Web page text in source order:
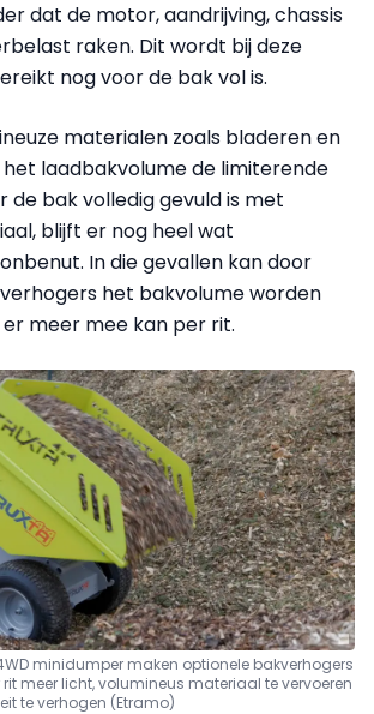
dat de motor, aandrijving, chassis
raken. Dit wordt bij deze
nog voor de bak vol is.
materialen zoals bladeren en
laadbakvolume de limiterende
de bak volledig gevuld is met
blijft er nog heel wat
In die gevallen kan door
het bakvolume worden
meer mee kan per rit.
minidumper maken optionele bakverhogers
meer licht, volumineus materiaal te vervoeren
te verhogen (Etramo)